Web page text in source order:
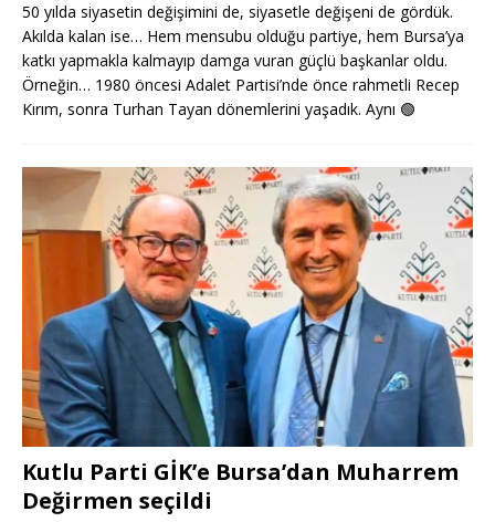
50 yılda siyasetin değişimini de, siyasetle değişeni de gördük.
Akılda kalan ise… Hem mensubu olduğu partiye, hem Bursa’ya
katkı yapmakla kalmayıp damga vuran güçlü başkanlar oldu.
Örneğin… 1980 öncesi Adalet Partisi’nde önce rahmetli Recep
Kırım, sonra Turhan Tayan dönemlerini yaşadık. Aynı 🟢
Kutlu Parti GİK’e Bursa’dan Muharrem
Değirmen seçildi